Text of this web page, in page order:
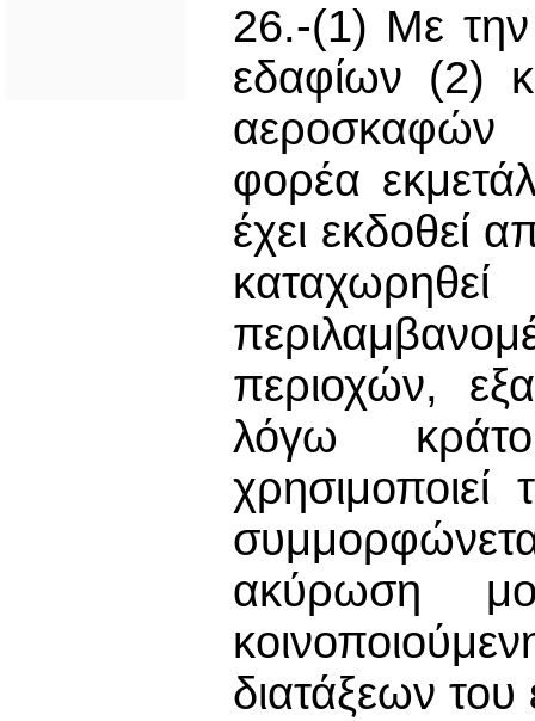
26.-(1) Με την
εδαφίων (2)
αεροσκαφών
φορέα
έχει εκδοθεί
περιοχών,
λόγω
ακύρωση
διατάξεων